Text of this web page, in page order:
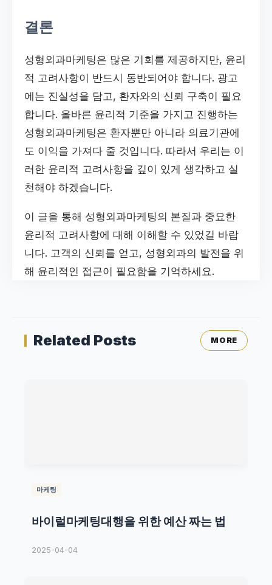
결론
성형외과마케팅은 많은 기회를 제공하지만, 윤리
적 고려사항이 반드시 동반되어야 합니다. 광고
에는 진실성을 담고, 환자와의 신뢰 구축이 필요
합니다. 올바른 윤리적 기준을 가지고 진행하는
성형외과마케팅은 환자뿐만 아니라 의료기관에
도 이익을 가져다 줄 것입니다. 따라서 우리는 이
러한 윤리적 고려사항을 깊이 있게 생각하고 실
천해야 하겠습니다.
이 글을 통해 성형외과마케팅의 본질과 중요한
윤리적 고려사항에 대해 이해할 수 있었길 바랍
니다. 고객의 신뢰를 얻고, 성형외과의 발전을 위
해 윤리적인 접근이 필요함을 기억하세요.
Related Posts MORE
마케팅
바이럴마케팅대행을 위한 예산 짜는 법
2025-04-04